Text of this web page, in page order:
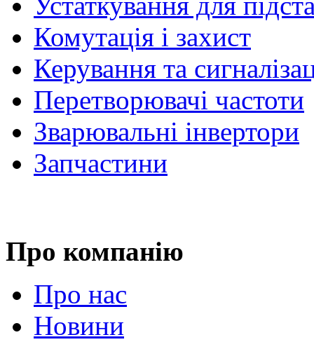
Комутація і захист
Керування та
Перетворювачі частоти
Зварювальні інвертори
Запчастини
Про компанію
Про нас
Новини